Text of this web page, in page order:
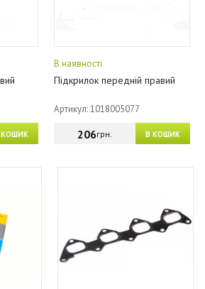
КОШИК
В наявності
Підкрилок передній правий
Артикул: 1018005077
В КОШИК
206грн.